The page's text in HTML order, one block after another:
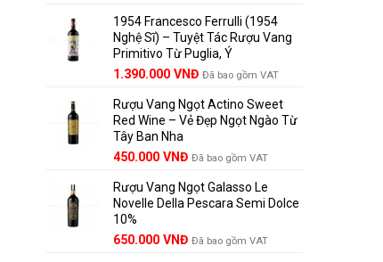
là:
495.000 VNĐ.
tại
là:
450.000 VNĐ.
1954 Francesco Ferrulli (1954
Nghệ Sĩ) – Tuyệt Tác Rượu Vang
Primitivo Từ Puglia, Ý
Giá
là:
1.529.000 VNĐ.
1.390.000 VNĐGiá
tại
là:
Đã bao gồm VAT
Rượu Vang Ngọt Actino Sweet
Red Wine – Vẻ Đẹp Ngọt Ngào Từ
Tây Ban Nha
450.000 VNĐ Đã bao gồm VAT
Rượu Vang Ngọt Galasso Le
Novelle Della Pescara Semi Dolce
10%
650.000 VNĐ Đã bao gồm VAT